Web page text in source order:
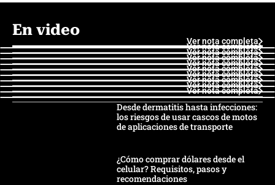
En video
Ver nota completa
Ver nota completa
Ver nota completa
Ver nota completa
Ver nota completa
Ver nota completa
Ver nota completa
Ver nota completa
Ver nota completa
Ver nota completa
Desde dermatitis hasta infecciones:
los riesgos de usar cascos de motos
de aplicaciones de transporte
¿Cómo comprar dólares desde el
celular? Requisitos, pasos y
recomendaciones